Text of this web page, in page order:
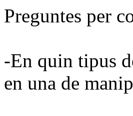
Preguntes per
-En quin tipus
en una de